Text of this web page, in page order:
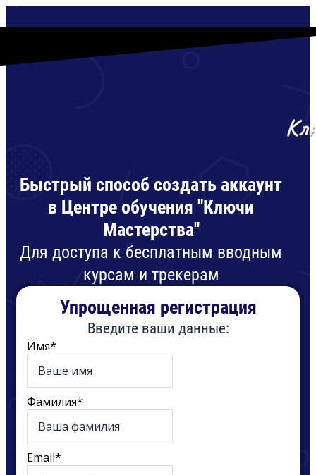
Быстрый способ создать аккаунт
в Центре обучения "Ключи
Мастерства"
Для доступа к бесплатным вводным
курсам и трекерам
Упрощенная регистрация
Введите ваши данные:
Имя*
Фамилия*
Email*